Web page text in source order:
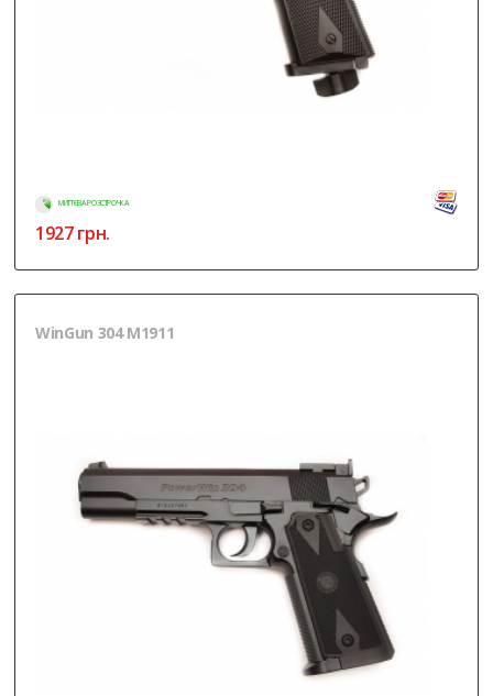
МИТТЄВА РОЗСТРОЧКА
1927грн.
WinGun 304 M1911